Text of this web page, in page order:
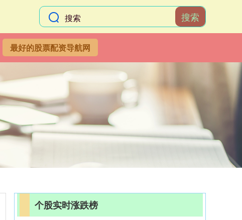
搜索
最好的股票配资导航网
个股实时涨跌榜